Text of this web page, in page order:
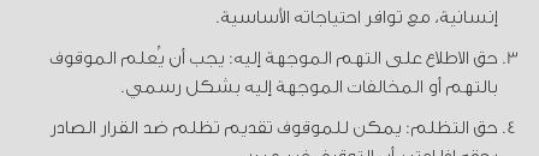
إنسانية، مع توافر احتياجاته الأساسية.
حق الاطلاع على التهم الموجهة إليه: يجب أن يُعلم الموقوف
بالتهم أو المخالفات الموجهة إليه بشكل رسمي.
حق التظلم: يمكن للموقوف تقديم تظلم ضد القرار الصادر